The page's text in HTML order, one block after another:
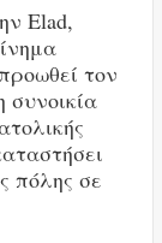
Elad,
τον
συνοικία
πόλης σε